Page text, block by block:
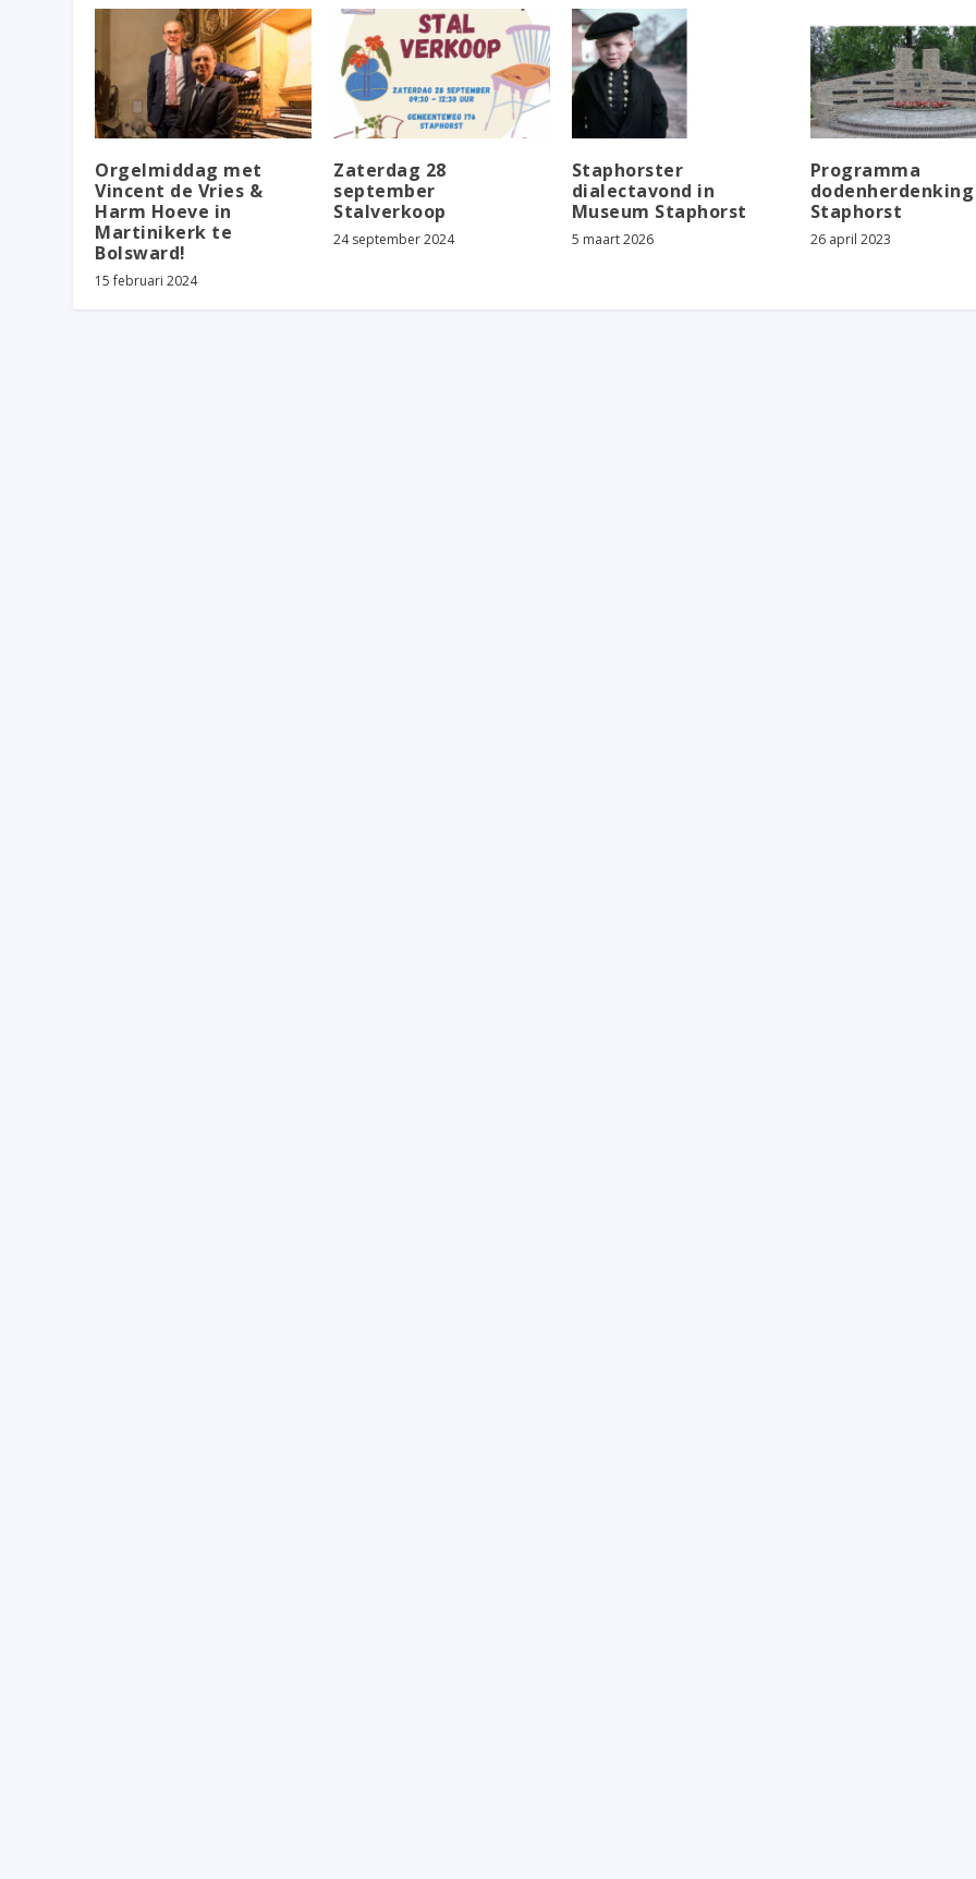
Orgelmiddag met
Vincent de Vries &
Harm Hoeve in
Martinikerk te
Bolsward!
15 februari 2024
Zaterdag 28
september
Stalverkoop
24 september 2024
Staphorster
dialectavond in
Museum Staphorst
5 maart 2026
Programma
dodenherdenking
Staphorst
26 april 2023